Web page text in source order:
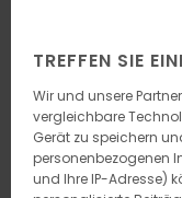
TREFFEN SIE
Wir und unsere
vergleichbare
Gerät zu speichern
personenbezogenen
und Ihre IP-Adresse)